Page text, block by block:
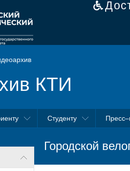
КТИ
Студенту
Городской